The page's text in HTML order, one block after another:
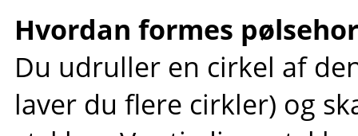
Hvordan formes
Du udruller en cirkel af
laver du flere cirkler) og